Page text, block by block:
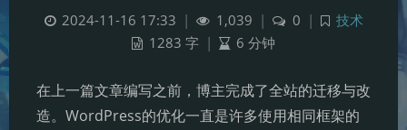
2024-11-16 17:33 | 1,039 | 0 |
技术
1283 字 | 6 分钟
在上一篇文章编写之前，博主完成了全站的迁移与改
造。WordPress的优化一直是许多使用相同框架的